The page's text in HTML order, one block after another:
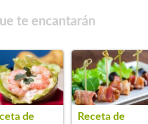
te encantarán
de
Receta de